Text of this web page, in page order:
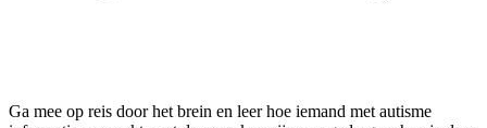
Ga mee op reis door het brein en leer hoe iemand met autisme